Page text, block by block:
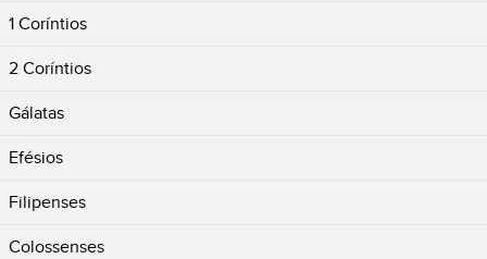
1 Coríntios
2 Coríntios
Gálatas
Efésios
Filipenses
Colossenses